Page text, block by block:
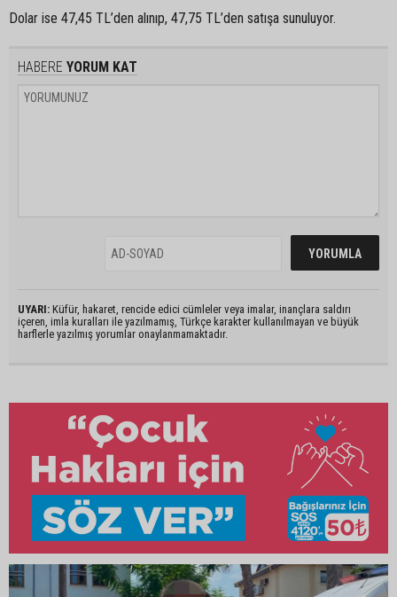
Dolar ise 47,45 TL’den alınıp, 47,75 TL’den satışa sunuluyor.
HABERE YORUM KAT
UYARI: Küfür, hakaret, rencide edici cümleler veya imalar, inançlara saldırı
içeren, imla kuralları ile yazılmamış, Türkçe karakter kullanılmayan ve büyük
harflerle yazılmış yorumlar onaylanmamaktadır.